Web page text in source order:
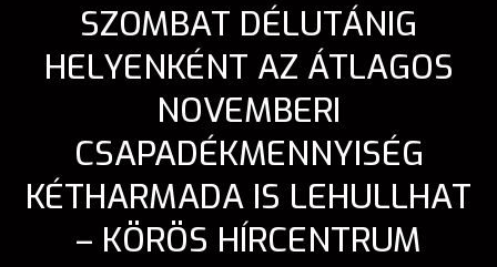
SZOMBAT DÉLUTÁNIG
HELYENKÉNT AZ ÁTLAGOS
NOVEMBERI
CSAPADÉKMENNYISÉG
KÉTHARMADA IS LEHULLHAT
– KÖRÖS HÍRCENTRUM